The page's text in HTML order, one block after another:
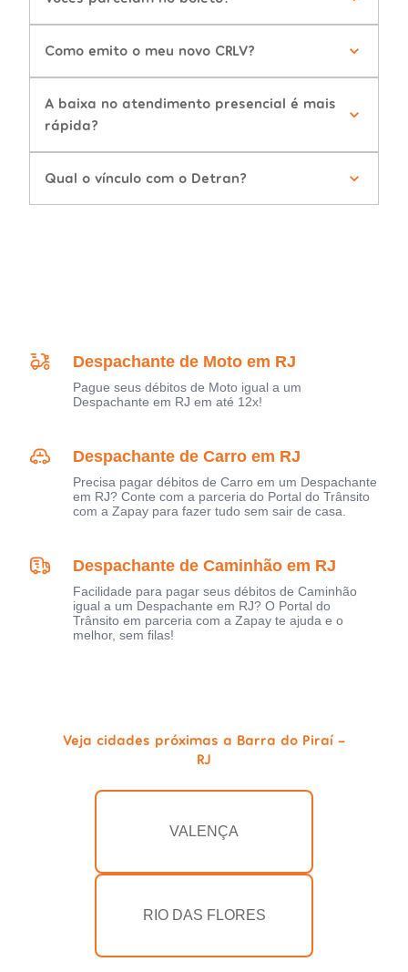
Como emito o meu novo CRLV?
A baixa no atendimento presencial é mais
rápida?
Qual o vínculo com o Detran?
Despachante de Moto em RJ
Pague seus débitos de Moto igual a um
Despachante em RJ em até 12x!
Despachante de Carro em RJ
Precisa pagar débitos de Carro em um Despachante
em RJ? Conte com a parceria do Portal do Trânsito
com a Zapay para fazer tudo sem sair de casa.
Despachante de Caminhão em RJ
Facilidade para pagar seus débitos de Caminhão
igual a um Despachante em RJ? O Portal do
Trânsito em parceria com a Zapay te ajuda e o
melhor, sem filas!
Veja cidades próximas a Barra do Piraí -
RJ
VALENÇA
RIO DAS FLORES